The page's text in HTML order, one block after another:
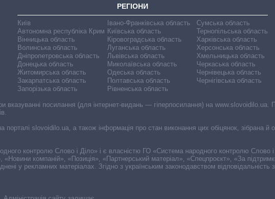
РЕГІОНИ
Київ
Автономна республіка Крим
Вінницька область
Волинська область
Дніпропетровська область
Донецька область
Житомирська область
Закарпатська область
Запорізька область
Івано-Франківська область
Київська область
Кіровоградська область
Луганська область
Львівська область
Миколаївська область
Одеська область
Полтавська область
Рівненська область
Сумська область
Тернопільська область
Харківська область
Херсонська область
Хмельницька область
Черкаська область
Чернівецька область
Чернігівська область
вказуванні посилання (для інтернет-видань — гіперпосилання) на www.slovoidilo.ua.
порталі slovoidilo.ua, а також інформація про стан виконання цих обіцянок, зібрана
контролю Слово і Діло» і є власністю ГО «Система народного контролю Слово
компаній», «Позиція», «Партнерський матеріал», «Спецпроєкт», «За
у рекламних матеріалах. Згідно з українським законодавством відповідальність